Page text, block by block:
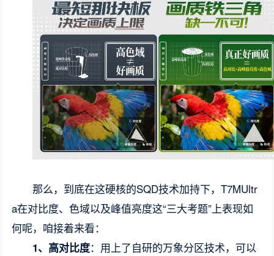
那么，到底在这硬核的SQD技术加持下，T7MUltr
a在对比度、色域以及峰值亮度这“三大考题”上表现如
何呢，咱接着来看：
1、高对比度：用上了自研的万象分区技术，可以